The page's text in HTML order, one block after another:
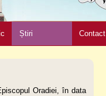
Știri Contact
Oradiei, în data